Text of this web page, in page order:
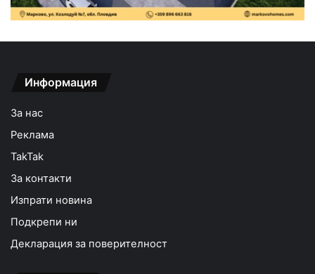
Информация
За нас
Реклама
TakTak
За контакти
Изпрати новина
Подкрепи ни
Декларация за поверителност